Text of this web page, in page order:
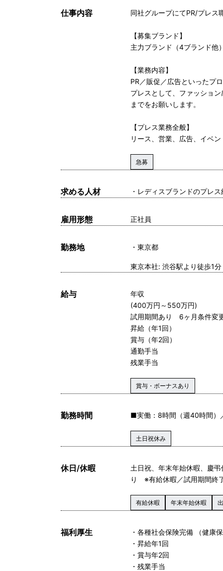
仕事内容 同社グループにてPR/プレス
【募集ブランド】
主力ブランド（4ブランド他
【業務内容】
PR／販促／広告といったプ
プレスとして、ファッショ
までをお願いします。
【プレス業務全般】
リース、営業、広告、イベ
急募
求める人材 ・レディスブランドのプレ
雇用形態 正社員
勤務地 東京都
東京本社: 渋谷駅より徒歩1分
給与
年収
(400万円～550万円)
試用期間あり 6ヶ月条件変
昇給（年1回）
賞与（年2回）
通勤手当
残業手当
賞与・ボーナスあり
勤務時間 ■実働：8時間（週40時間）
土日祝休み
休日/休暇
土日祝、年末年始休暇、慶
り ※有給休暇／試用期間終
有給休暇 年末年始休暇
福利厚生
・各種社会保険完備 （健康
・昇給年1回
・賞与年2回
・残業手当